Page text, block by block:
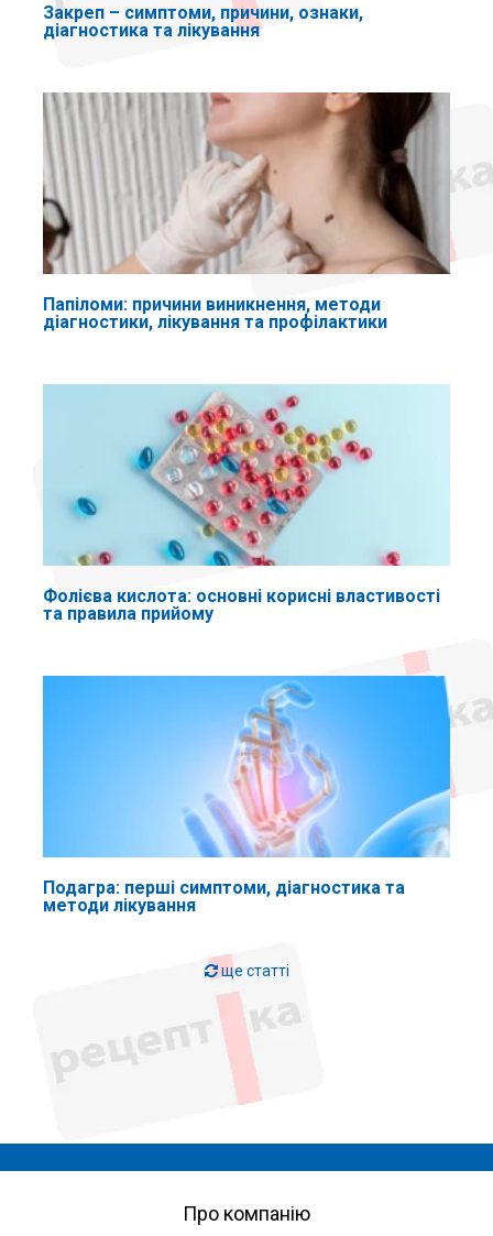
Закреп – симптоми, причини, ознаки,
діагностика та лікування
Папіломи: причини виникнення, методи
діагностики, лікування та профілактики
Фолієва кислота: основні корисні властивості
та правила прийому
Подагра: перші симптоми, діагностика та
методи лікування
ще статті
Про компанію